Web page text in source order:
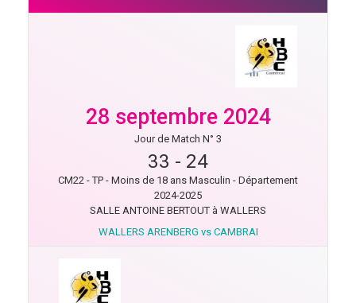
28 septembre 2024
Jour de Match N° 3
33 - 24
CM22 - TP - Moins de 18 ans Masculin - Département
2024-2025
SALLE ANTOINE BERTOUT à WALLERS
WALLERS ARENBERG vs CAMBRAI